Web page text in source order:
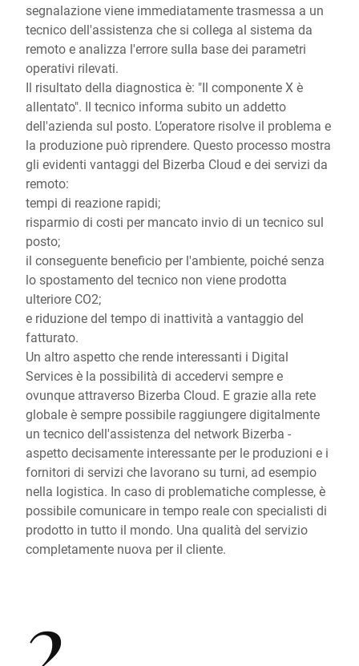
segnalazione viene immediatamente trasmessa a un
tecnico dell'assistenza che si collega al sistema da
remoto e analizza l'errore sulla base dei parametri
operativi rilevati.
Il risultato della diagnostica è: "Il componente X è
allentato". Il tecnico informa subito un addetto
dell'azienda sul posto. L’operatore risolve il problema e
la produzione può riprendere. Questo processo mostra
gli evidenti vantaggi del Bizerba Cloud e dei servizi da
remoto:
tempi di reazione rapidi;
risparmio di costi per mancato invio di un tecnico sul
posto;
il conseguente beneficio per l'ambiente, poiché senza
lo spostamento del tecnico non viene prodotta
ulteriore CO2;
e riduzione del tempo di inattività a vantaggio del
fatturato.
Un altro aspetto che rende interessanti i Digital
Services è la possibilità di accedervi sempre e
ovunque attraverso Bizerba Cloud. E grazie alla rete
globale è sempre possibile raggiungere digitalmente
un tecnico dell'assistenza del network Bizerba -
aspetto decisamente interessante per le produzioni e i
fornitori di servizi che lavorano su turni, ad esempio
nella logistica. In caso di problematiche complesse, è
possibile comunicare in tempo reale con specialisti di
prodotto in tutto il mondo. Una qualità del servizio
completamente nuova per il cliente.
2